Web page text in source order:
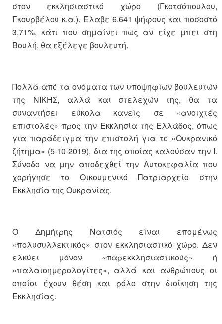
στον εκκλησιαστικό χώρο (Γκοτσόπουλου,
Γκουρβέλου κ.α.). Έλαβε 6.641 ψήφους και ποσοστό
3,71%, κάτι που σημαίνει πως αν είχε μπει στη
Βουλή, θα εξέλεγε βουλευτή.
Πολλά από τα ονόματα των υποψηφίων βουλευτών
της ΝΙΚΗΣ, αλλά και στελεχών της, θα τα
συναντήσει εύκολα κανείς σε «ανοιχτές
επιστολές» προς την Εκκλησία της Ελλάδος, όπως
για παράδειγμα την επιστολή για το «Ουκρανικό
ζήτημα» (5-10-2019), δια της οποίας καλούσαν την Ι.
Σύνοδο να μην αποδεχθεί την Αυτοκεφαλία που
χορήγησε το Οικουμενικό Πατριαρχείο στην
Εκκλησία της Ουκρανίας.
Ο Δημήτρης Νατσιός είναι επομένως
«πολυσυλλεκτικός» στον εκκλησιαστικό χώρο. Δεν
ελκύει μόνον «παρεκκλησιαστικούς» ή
«παλαιοημερολογίτες», αλλά και ανθρώπους οι
οποίοι έχουν θέση και ρόλο στην διοίκηση της
Εκκλησίας.